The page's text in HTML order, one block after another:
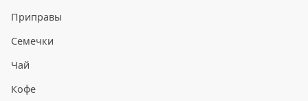
Приправы
Семечки
Чай
Кофе